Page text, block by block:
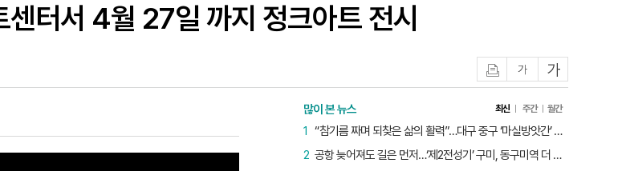
터서 4월 27일 까지 정크아트 전시
글자작게글자크게
많이 본 뉴스 최신 주간 월간
“참기름 짜며 되찾은 삶의 활력”…대구 중구 ‘마실방앗간’ 어르신들의 인생 2막
1
공항 늦어져도 길은 먼저…‘제2전성기’ 구미, 동구미역 더 절실
2